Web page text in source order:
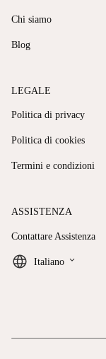
Chi siamo
Blog
LEGALE
Politica di privacy
Politica di cookies
Termini e condizioni
ASSISTENZA
Contattare Assistenza
Italiano keyboard_arrow_down